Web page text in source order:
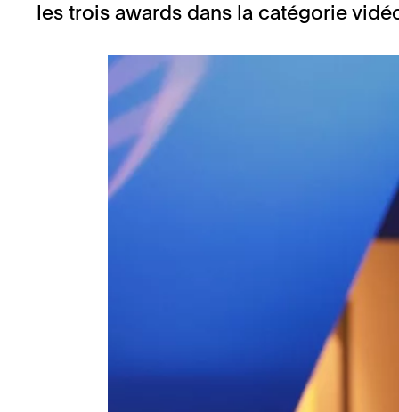
les trois awards dans la catégorie